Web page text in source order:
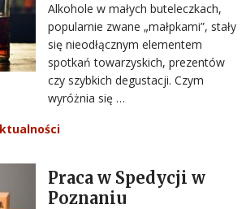
Alkohole w małych buteleczkach,
popularnie zwane „małpkami”, stały
się nieodłącznym elementem
spotkań towarzyskich, prezentów
czy szybkich degustacji. Czym
wyróżnia się …
Praca w Spedycji w
Poznaniu